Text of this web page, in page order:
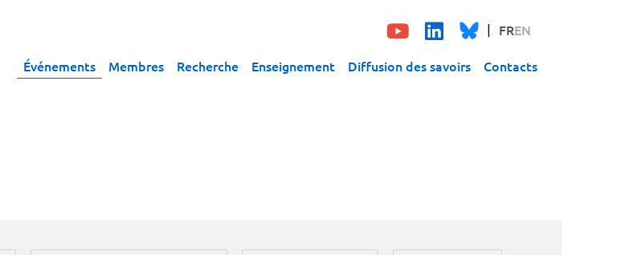
FREN
Événements Membres Recherche Enseignement Diffusion des savoirs Contacts